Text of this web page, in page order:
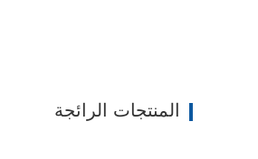
المنتجات الرائجة